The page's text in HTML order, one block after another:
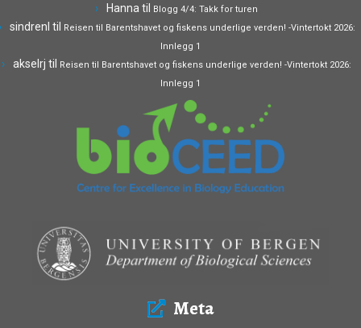
Hanna til Blogg 4/4: Takk for turen
sindrenl til Reisen til Barentshavet og fiskens underlige verden! -Vintertokt 2026:
Innlegg 1
akselrj til Reisen til Barentshavet og fiskens underlige verden! -Vintertokt 2026:
Innlegg 1
Meta